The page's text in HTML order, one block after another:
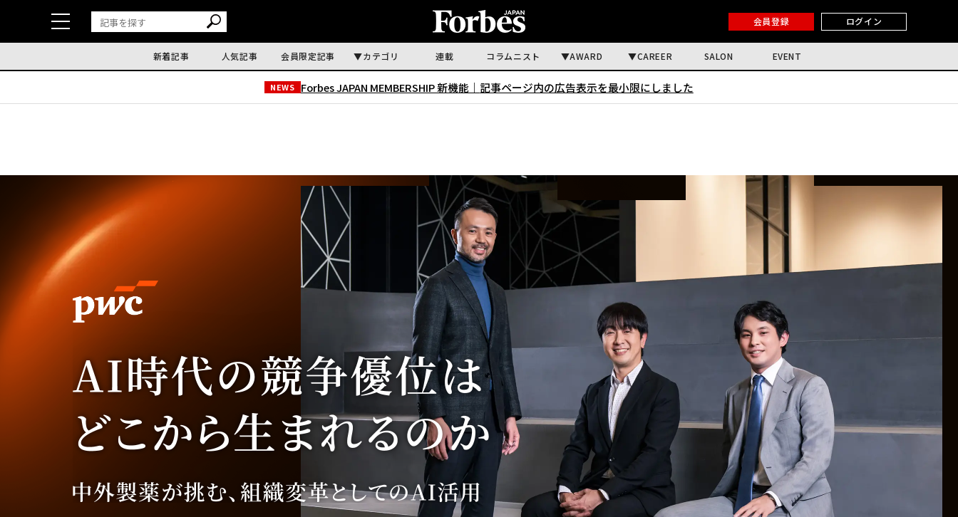
会員登録 ログイン
新着記事 人気記事 会員限定記事 カテゴリ 連載 コラムニスト AWARD CAREER SALON EVENT
NEWS Forbes JAPAN MEMBERSHIP 新機能｜ 記事ページ内の広告表示を最小限にしました